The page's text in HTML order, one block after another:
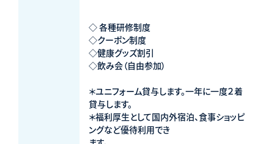
◇ 各種研修制度
◇クーポン制度
◇健康グッズ割引
◇飲み会（自由参加）
＊ユニフォーム貸与します。一年に一度２着
貸与します。
＊福利厚生として国内外宿泊、食事ショッピ
ングなど優待利用でき